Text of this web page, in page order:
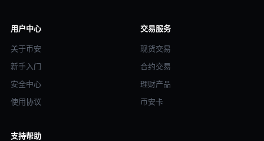
用户中心
关于币安
新手入门
安全中心
使用协议
交易服务
现货交易
合约交易
理财产品
币安卡
支持帮助